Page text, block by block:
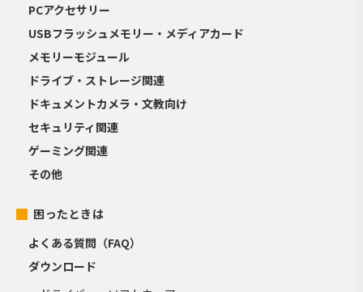
PCアクセサリー
USBフラッシュメモリー・メディアカード
メモリーモジュール
ドライブ・ストレージ関連
ドキュメントカメラ・文教向け
セキュリティ関連
ゲーミング関連
その他
困ったときは
よくある質問（FAQ）
ダウンロード